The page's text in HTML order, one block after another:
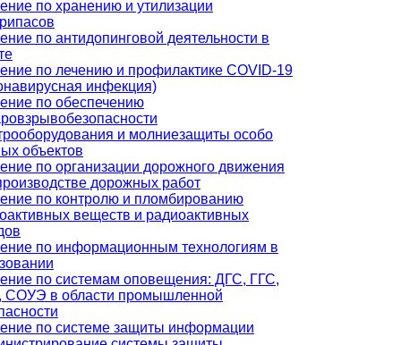
по хранению и утилизации
по антидопинговой деятельности в
по лечению и профилактике COVID-19
инфекция)
по обеспечению
и молниезащиты особо
объектов
по организации дорожного движения
дорожных работ
по контролю и пломбированию
веществ и радиоактивных
по информационным технологиям в
по системам оповещения: ДГС, ГГС,
в области промышленной
по системе защиты информации